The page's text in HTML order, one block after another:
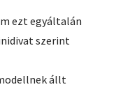
ezt egyáltalán
szerint
állt